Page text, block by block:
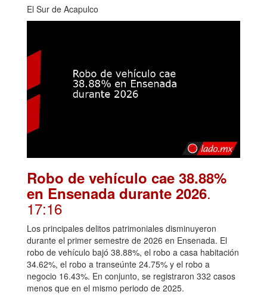
El Sur de Acapulco
Robo de vehículo cae 38.88%
en Ensenada durante 2026.
17:16
Los principales delitos patrimoniales disminuyeron
durante el primer semestre de 2026 en Ensenada. El
robo de vehículo bajó 38.88%, el robo a casa habitación
34.62%, el robo a transeúnte 24.75% y el robo a
negocio 16.43%. En conjunto, se registraron 332 casos
menos que en el mismo periodo de 2025.